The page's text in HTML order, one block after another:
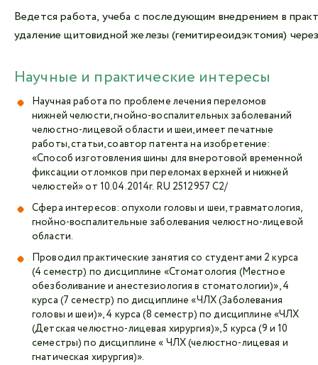
Ведется работа, учеба с последующим внедрением в
удаление щитовидной железы (гемитиреоидэктомия)
Научные и практические интересы
Научная работа по проблеме лечения переломов
нижней челюсти, гнойно-воспалительных заболеваний
челюстно-лицевой области и шеи, имеет печатные
работы, статьи, соавтор патента на изобретение:
«Способ изготовления шины для внеротовой временной
фиксации отломков при переломах верхней и нижней
челюстей» от 10.04.2014г. RU 2512957 C2/
Сфера интересов: опухоли головы и шеи, травматология,
гнойно-воспалительные заболевания челюстно-лицевой
области.
Проводил практические занятия со студентами 2 курса
(4 семестр) по дисциплине «Стоматология (Местное
обезболивание и анестезиология в стоматологии)», 4
курса (7 семестр) по дисциплине «ЧЛХ (Заболевания
головы и шеи)», 4 курса (8 семестр) по дисциплине «ЧЛХ
(Детская челюстно-лицевая хирургия)», 5 курса (9 и 10
семестры) по дисциплине « ЧЛХ (челюстно-лицевая и
гнатическая хирургия)».